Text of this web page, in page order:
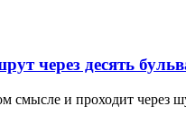
через десять
смысле и проходит